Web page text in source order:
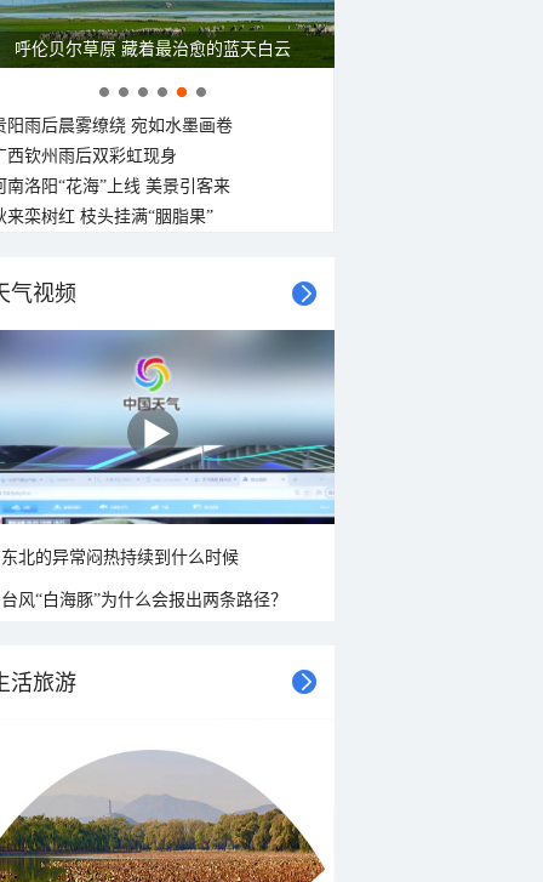
一组图感受水中消暑快乐瞬间
阳雨后晨雾缭绕 宛如水墨画卷
西钦州雨后双彩虹现身
南洛阳“花海”上线 美景引客来
来栾树红 枝头挂满“胭脂果”
气视频
东北的异常闷热持续到什么时候
台风“白海豚”为什么会报出两条路径？
活旅游